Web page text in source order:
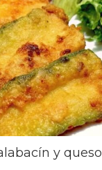
y queso